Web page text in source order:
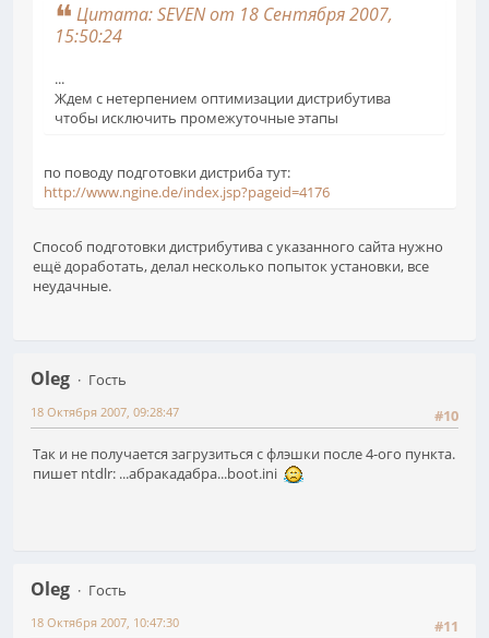
Цитата: SEVEN от 18 Сентября 2007,
15:50:24
...
Ждем с нетерпением оптимизации дистрибутива
чтобы исключить промежуточные этапы
по поводу подготовки дистриба тут:
http://www.ngine.de/index.jsp?pageid=4176
Способ подготовки дистрибутива с указанного сайта нужно
ещё доработать, делал несколько попыток установки, все
неудачные.
Oleg
Гость
#10
18 Октября 2007, 09:28:47
Так и не получается загрузиться с флэшки после 4-ого пункта.
пишет ntdlr: ...абракадабра...boot.ini
Oleg
Гость
#11
18 Октября 2007, 10:47:30